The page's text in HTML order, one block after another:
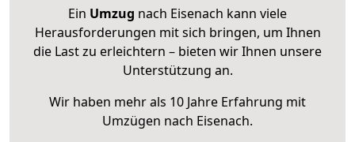
Ein Umzug nach Eisenach kann viele
Herausforderungen mit sich bringen, um Ihnen
die Last zu erleichtern – bieten wir Ihnen unsere
Unterstützung an.
Wir haben mehr als 10 Jahre Erfahrung mit
Umzügen nach Eisenach.